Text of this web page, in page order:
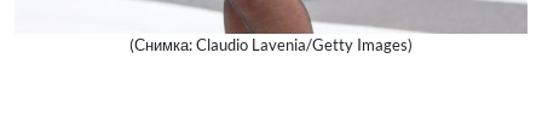
(Снимка: Claudio Lavenia/Getty Images)